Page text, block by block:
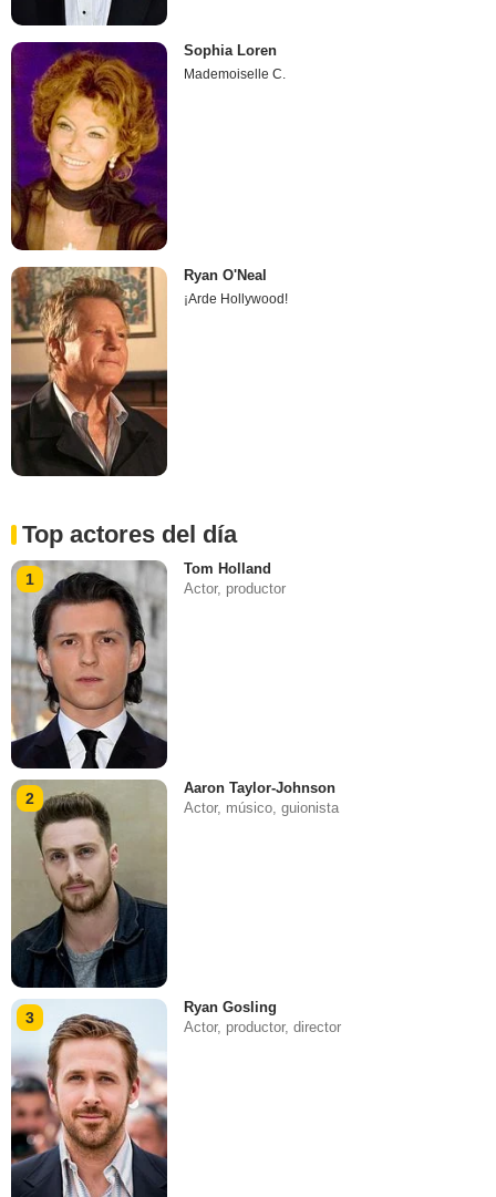
Sophia Loren
Mademoiselle C.
Ryan O'Neal
¡Arde Hollywood!
Top actores del día
1
Tom Holland
Actor, productor
2
Aaron Taylor-Johnson
Actor, músico, guionista
3
Ryan Gosling
Actor, productor, director